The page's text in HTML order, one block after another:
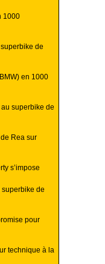
1000
de
en 1000
superbike de
Rea sur
s’impose
superbike de
pour
technique à la